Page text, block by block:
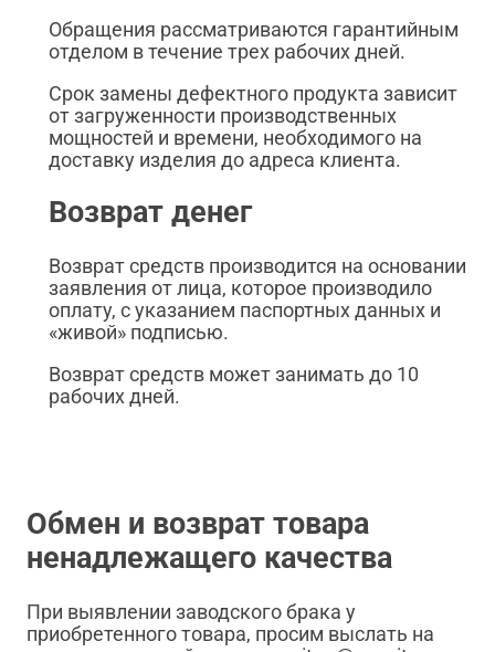
Обращения рассматриваются гарантийным
отделом в течение трех рабочих дней.
Срок замены дефектного продукта зависит
от загруженности производственных
мощностей и времени, необходимого на
доставку изделия до адреса клиента.
Возврат денег
Возврат средств производится на основании
заявления от лица, которое производило
оплату, с указанием паспортных данных и
«живой» подписью.
Возврат средств может занимать до 10
рабочих дней.
Обмен и возврат товара
ненадлежащего качества
При выявлении заводского брака у
приобретенного товара, просим выслать на